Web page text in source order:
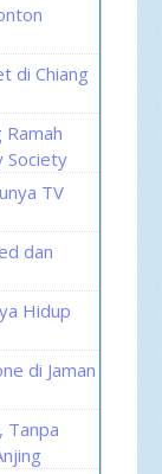
di Chiang
Society
TV
dan
Hidup
di Jaman
Tanpa